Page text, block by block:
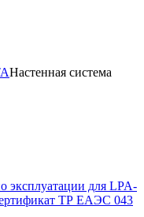
Настенная система
эксплуатации для LPA-
ТР ЕАЭС 043